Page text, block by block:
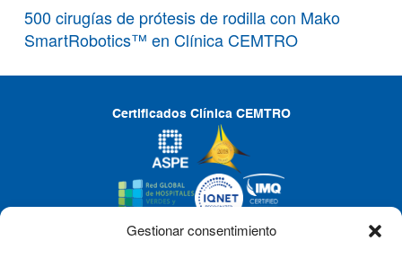
Gestionar consentimiento
500 cirugías de prótesis de rodilla con Mako
SmartRobotics™ en Clínica CEMTRO
Certificados Clínica CEMTRO